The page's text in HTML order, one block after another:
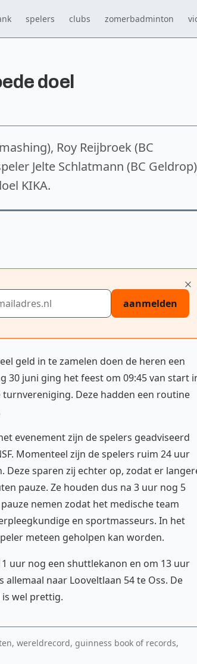
spelers clubs zomerbadminton
doel
Roy Reijbroek (BC
Jelte Schlatmann (BC Geldrop)
KIKA.
aanmelden
geld in te zamelen doen de heren een
30 juni ging het feest om 09:45 van start
Deze hadden een routine
evenement zijn de spelers geadviseerd
Momenteel zijn de spelers ruim 24 uur
sparen zij echter op, zodat er
pauze. Ze houden dus na 3 uur nog 5
nemen zodat het medische team
en sportmasseurs. In het
meteen geholpen kan worden.
uur nog een shuttlekanon en om 13 uur
naar Looveltlaan 54 te Oss. De
wel prettig.
wereldrecord, guinness book of records,